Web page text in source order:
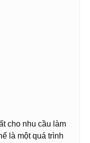
cho nhu cầu làm
là một quá trình